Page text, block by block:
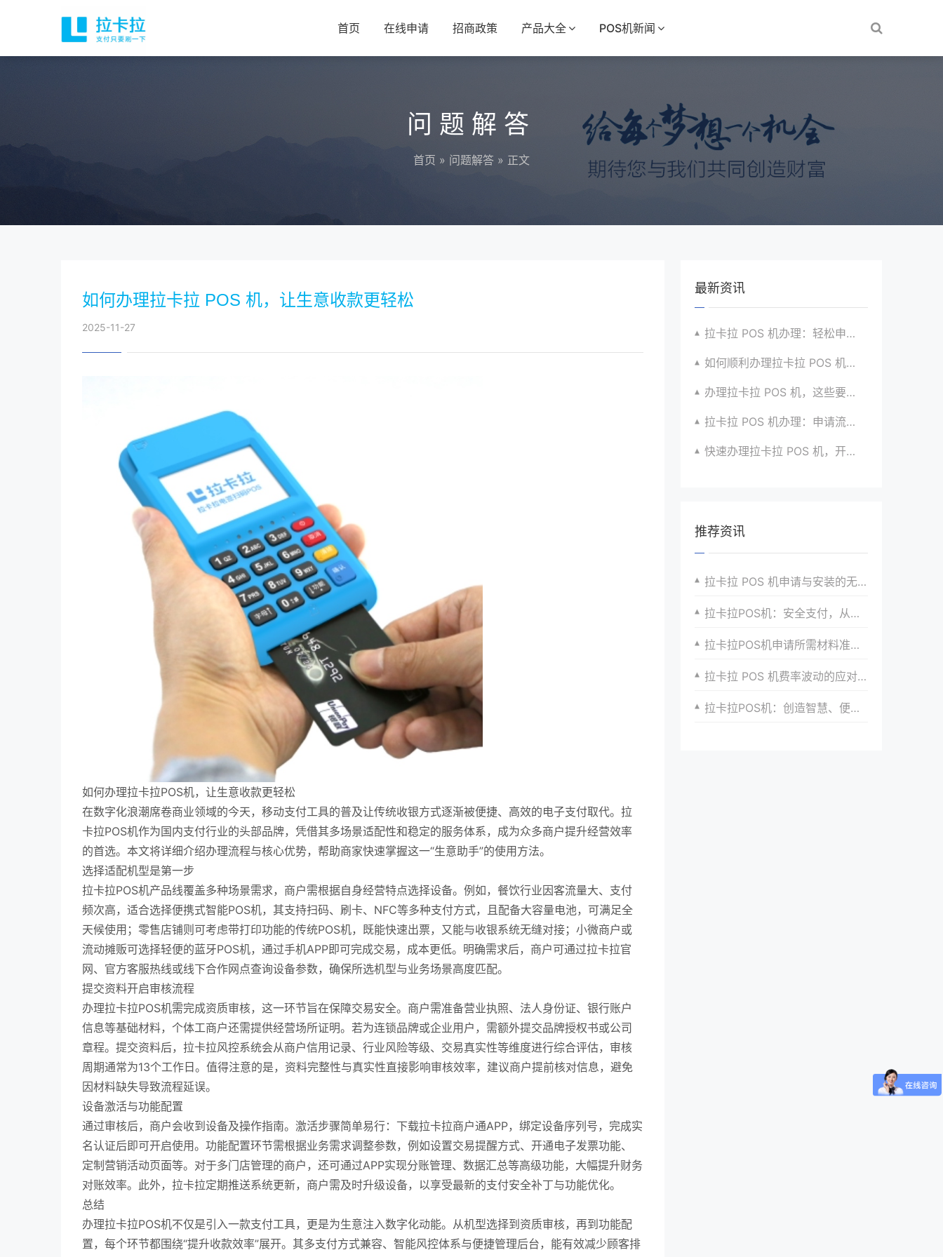
首页 在线申请 招商政策 产品大全 POS机新闻
问题解答
首页 » 问题解答 » 正文
如何办理拉卡拉 POS 机，让生意收款更轻松
2025-11-27
如何办理拉卡拉POS机，让生意收款更轻松
在数字化浪潮席卷商业领域的今天，移动支付工具的普及让传统收银方式逐渐被便捷、高效的电子支付取代。拉
卡拉POS机作为国内支付行业的头部品牌，凭借其多场景适配性和稳定的服务体系，成为众多商户提升经营效率
的首选。本文将详细介绍办理流程与核心优势，帮助商家快速掌握这一“生意助手”的使用方法。
选择适配机型是第一步
拉卡拉POS机产品线覆盖多种场景需求，商户需根据自身经营特点选择设备。例如，餐饮行业因客流量大、支付
频次高，适合选择便携式智能POS机，其支持扫码、刷卡、NFC等多种支付方式，且配备大容量电池，可满足全
天候使用；零售店铺则可考虑带打印功能的传统POS机，既能快速出票，又能与收银系统无缝对接；小微商户或
流动摊贩可选择轻便的蓝牙POS机，通过手机APP即可完成交易，成本更低。明确需求后，商户可通过拉卡拉官
网、官方客服热线或线下合作网点查询设备参数，确保所选机型与业务场景高度匹配。
提交资料开启审核流程
办理拉卡拉POS机需完成资质审核，这一环节旨在保障交易安全。商户需准备营业执照、法人身份证、银行账户
信息等基础材料，个体工商户还需提供经营场所证明。若为连锁品牌或企业用户，需额外提交品牌授权书或公司
章程。提交资料后，拉卡拉风控系统会从商户信用记录、行业风险等级、交易真实性等维度进行综合评估，审核
周期通常为13个工作日。值得注意的是，资料完整性与真实性直接影响审核效率，建议商户提前核对信息，避免
因材料缺失导致流程延误。
设备激活与功能配置
通过审核后，商户会收到设备及操作指南。激活步骤简单易行：下载拉卡拉商户通APP，绑定设备序列号，完成实
名认证后即可开启使用。功能配置环节需根据业务需求调整参数，例如设置交易提醒方式、开通电子发票功能、
定制营销活动页面等。对于多门店管理的商户，还可通过APP实现分账管理、数据汇总等高级功能，大幅提升财务
对账效率。此外，拉卡拉定期推送系统更新，商户需及时升级设备，以享受最新的支付安全补丁与功能优化。
总结
办理拉卡拉POS机不仅是引入一款支付工具，更是为生意注入数字化动能。从机型选择到资质审核，再到功能配
置，每个环节都围绕“提升收款效率”展开。其多支付方式兼容、智能风控体系与便捷管理后台，能有效减少顾客排
最新资讯
拉卡拉 POS 机办理：轻松申请，高效收款有高招
如何顺利办理拉卡拉 POS 机？全流程指南超实用
办理拉卡拉 POS 机，这些要点要牢记心间
拉卡拉 POS 机办理：申请流程与优势介绍超详细
快速办理拉卡拉 POS 机，开启无忧收款时代咯
推荐资讯
拉卡拉 POS 机申请与安装的无缝对接与高效运作
拉卡拉POS机：安全支付，从申请开始
拉卡拉POS机申请所需材料准备攻略
拉卡拉 POS 机费率波动的应对策略
拉卡拉POS机：创造智慧、便捷的商业支付环境